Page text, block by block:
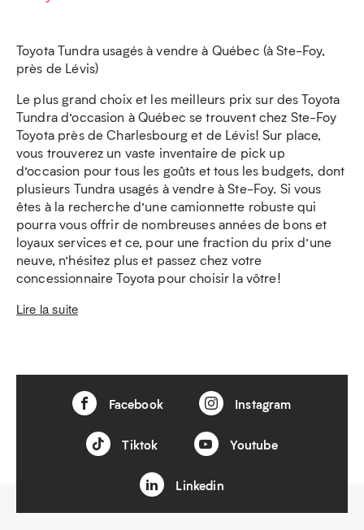
Toyota Tundra usagés à vendre à Québec (à Ste-Foy,
près de Lévis)
Le plus grand choix et les meilleurs prix sur des Toyota
Tundra d’occasion à Québec se trouvent chez Ste-Foy
Toyota près de Charlesbourg et de Lévis! Sur place,
vous trouverez un vaste inventaire de pick up
d’occasion pour tous les goûts et tous les budgets, dont
plusieurs Tundra usagés à vendre à Ste-Foy. Si vous
êtes à la recherche d’une camionnette robuste qui
pourra vous offrir de nombreuses années de bons et
loyaux services et ce, pour une fraction du prix d’une
neuve, n’hésitez plus et passez chez votre
concessionnaire Toyota pour choisir la vôtre!
Lire la suite
Facebook Instagram
Tiktok Youtube
Linkedin